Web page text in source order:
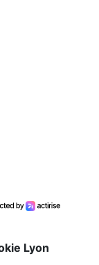
Lyon